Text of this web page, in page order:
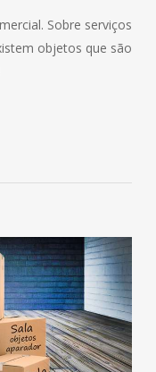
Sobre serviços
objetos que são